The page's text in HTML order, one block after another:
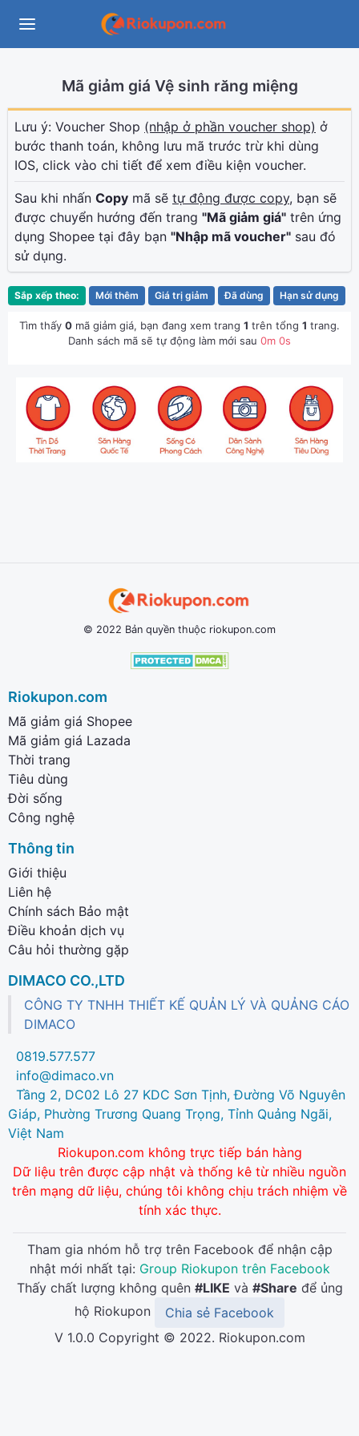
Mã giảm giá Vệ sinh răng miệng
Lưu ý: Voucher Shop (nhập ở phần voucher shop) ở
bước thanh toán, không lưu mã trước trừ khi dùng
IOS, click vào chi tiết để xem điều kiện voucher.
Sau khi nhấn Copy mã sẽ tự động được copy, bạn sẽ
được chuyển hướng đến trang "Mã giảm giá" trên ứng
dụng Shopee tại đây bạn "Nhập mã voucher" sau đó
sử dụng.
Sắp xếp theo: Mới thêm Giá trị giảm Đã dùng Hạn sử dụng
Tìm thấy 0 mã giảm giá, bạn đang xem trang 1 trên tổng 1 trang.
Danh sách mã sẽ tự động làm mới sau 0m 0s
© 2022 Bản quyền thuộc riokupon.com
Riokupon.com
Mã giảm giá Shopee
Mã giảm giá Lazada
Thời trang
Tiêu dùng
Đời sống
Công nghệ
Thông tin
Giới thiệu
Liên hệ
Chính sách Bảo mật
Điều khoản dịch vụ
Câu hỏi thường gặp
DIMACO CO.,LTD
CÔNG TY TNHH THIẾT KẾ QUẢN LÝ VÀ QUẢNG CÁO
DIMACO
0819.577.577
info@dimaco.vn
Tầng 2, DC02 Lô 27 KDC Sơn Tịnh, Đường Võ Nguyên
Giáp, Phường Trương Quang Trọng, Tỉnh Quảng Ngãi,
Việt Nam
Riokupon.com không trực tiếp bán hàng
Dữ liệu trên được cập nhật và thống kê từ nhiều nguồn
trên mạng dữ liệu, chúng tôi không chịu trách nhiệm về
tính xác thực.
Tham gia nhóm hỗ trợ trên Facebook để nhận cập
nhật mới nhất tại: Group Riokupon trên Facebook
Thấy chất lượng không quên #LIKE và #Share để ủng
hộ Riokupon
Chia sẻ Facebook
V 1.0.0 Copyright © 2022. Riokupon.com